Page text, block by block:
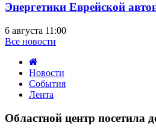
Энергетики Еврейской
6 августа 11:00
Все новости
Новости
События
Лента
центр
Областной центр посетила